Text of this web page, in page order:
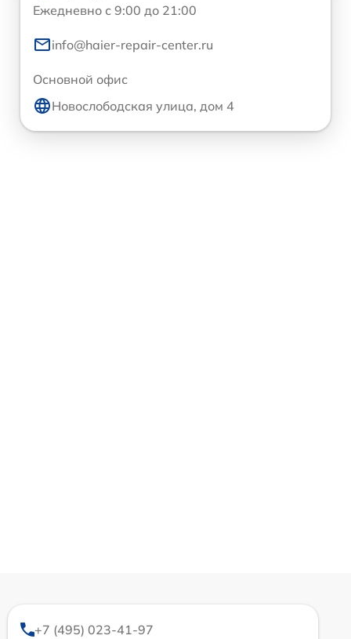
Ежедневно с 9:00 до 21:00
info@haier-repair-center.ru
Основной офис
Новослободская улица, дом 4
+7 (495) 023-41-97